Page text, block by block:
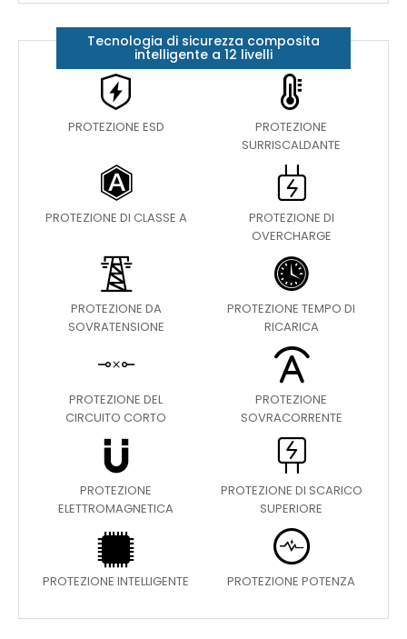
Tecnologia di sicurezza composita
intelligente a 12 livelli
PROTEZIONE ESD
PROTEZIONE
SURRISCALDANTE
PROTEZIONE DI CLASSE A
PROTEZIONE DI
OVERCHARGE
PROTEZIONE DA
SOVRATENSIONE
PROTEZIONE TEMPO DI
RICARICA
PROTEZIONE DEL
CIRCUITO CORTO
PROTEZIONE
SOVRACORRENTE
PROTEZIONE
ELETTROMAGNETICA
PROTEZIONE DI SCARICO
SUPERIORE
PROTEZIONE INTELLIGENTE PROTEZIONE POTENZA